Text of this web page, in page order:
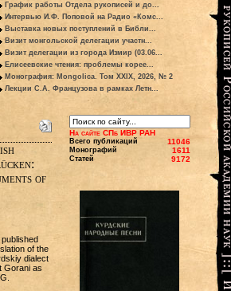
График работы Отдела рукописей и до...
Интервью И.Ф. Поповой на Радио «Комс...
Выставка новых поступлений в Библи...
Визит монгольской делегации участн...
Визит делегации из города Измир (03.06...
Елисеевские чтения: проблемы корее...
Монография: Mongolica. Том XXIX, 2026, № 2
Лекции С.А. Французова в рамках Летн...
of
of the
dialect
Gorani as
На сайте СПб ИВР РАН
Всего публикаций 11046
Монографий 1611
Статей 9172